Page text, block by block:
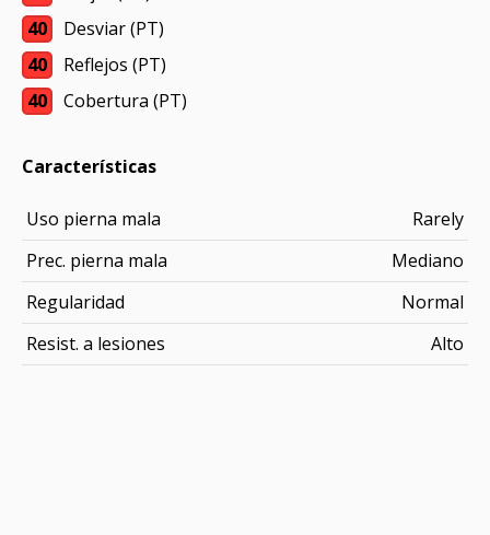
40
Desviar (PT)
40
Reflejos (PT)
40
Cobertura (PT)
Características
Uso pierna mala
Rarely
Prec. pierna mala
Mediano
Regularidad
Normal
Resist. a lesiones
Alto